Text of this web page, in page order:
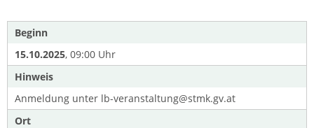
Beginn
15.10.2025, 09:00 Uhr
Hinweis
Anmeldung unter lb-veranstaltung@stmk.gv.at
Ort